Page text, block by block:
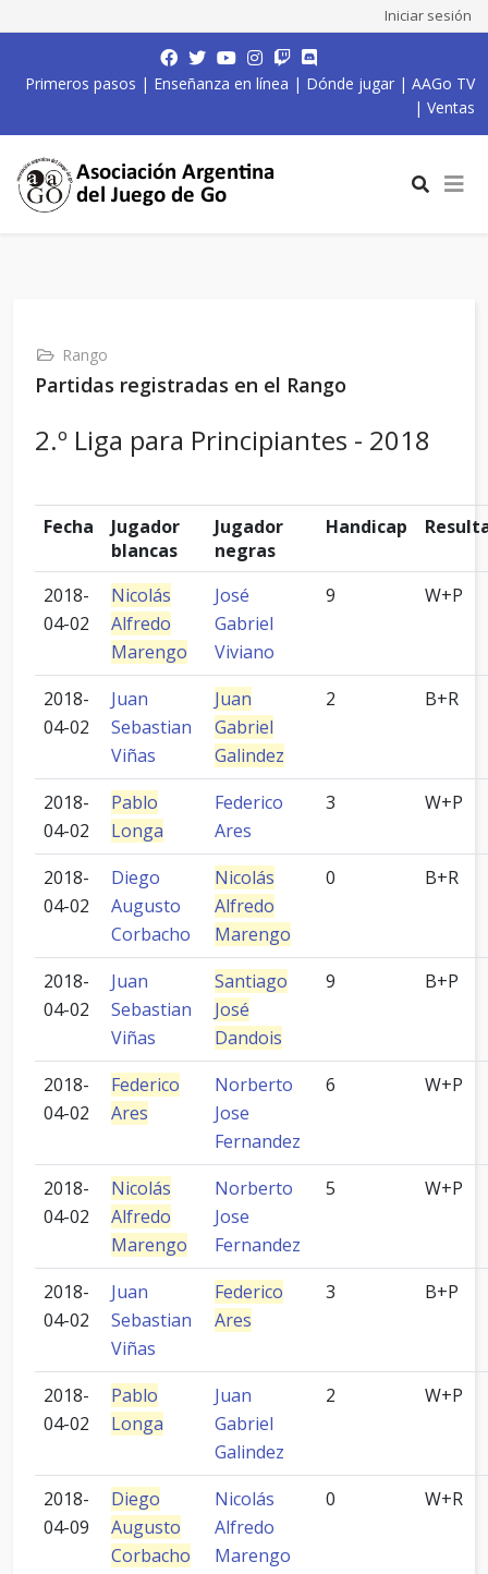
Iniciar sesión
Primeros pasos | Enseñanza en línea | Dónde jugar | AAGo TV
| Ventas
Rango
Partidas registradas en el Rango
2.º Liga para Principiantes - 2018
Fecha
Jugador
blancas
Jugador
negras
Handicap
2018-
04-02
Nicolás
Alfredo
Marengo
José
Gabriel
Viviano
9 W+P
2018-
04-02
Juan
Sebastian
Viñas
Juan
Gabriel
Galindez
2 B+R
2018-
04-02
Pablo
Longa
Federico
Ares
3 W+P
2018-
04-02
Diego
Augusto
Corbacho
Nicolás
Alfredo
Marengo
0 B+R
2018-
04-02
Juan
Sebastian
Viñas
Santiago
José
Dandois
9 B+P
2018-
04-02
Federico
Ares
Norberto
Jose
Fernandez
6 W+P
2018-
04-02
Nicolás
Alfredo
Marengo
Norberto
Jose
Fernandez
5 W+P
2018-
04-02
Juan
Sebastian
Viñas
Federico
Ares
3 B+P
2018-
04-02
Pablo
Longa
Juan
Gabriel
Galindez
2 W+P
2018-
04-09
Diego
Augusto
Corbacho
Nicolás
Alfredo
Marengo
0 W+R